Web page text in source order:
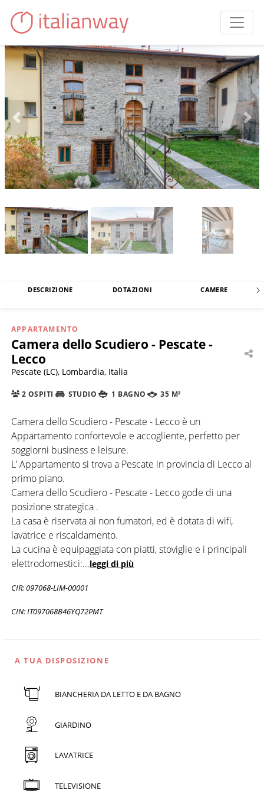
DESCRIZIONE DOTAZIONI CAMERE
APPARTAMENTO
Camera dello Scudiero - Pescate -
Lecco
Pescate (LC), Lombardia, Italia
2 OSPITI STUDIO 1 BAGNO 35 M²
Camera dello Scudiero - Pescate - Lecco è un
Appartamento confortevole e accogliente, perfetto per
soggiorni business e leisure.
L’ Appartamento si trova a Pescate in provincia di Lecco al
primo piano.
Camera dello Scudiero - Pescate - Lecco gode di una
posizione strategica .
La casa è riservata ai non fumatori, ed è dotata di wifi,
lavatrice e riscaldamento.
La cucina è equipaggiata con piatti, stoviglie e i principali
elettrodomestici:...leggi di più
CIR: 097068-LIM-00001
CIN: IT097068B46YQ72PMT
A TUA DISPOSIZIONE
BIANCHERIA DA LETTO E DA BAGNO
GIARDINO
LAVATRICE
TELEVISIONE